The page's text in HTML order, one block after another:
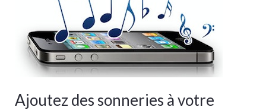
Ajoutez des sonneries à votre